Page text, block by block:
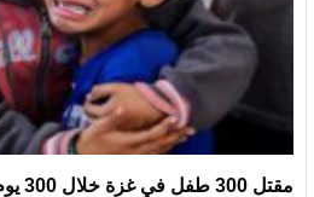
مقتل 300 طفل في غزة خلال 300 يوم من وقف إطلاق النار